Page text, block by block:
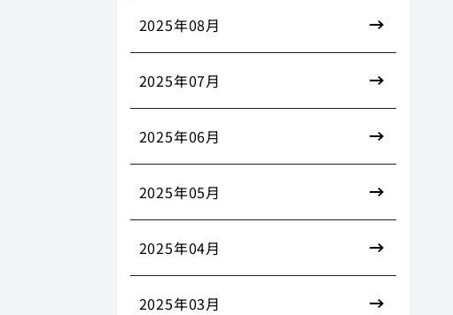
2025年08月
2025年07月
2025年06月
2025年05月
2025年04月
2025年03月